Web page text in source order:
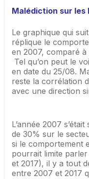
Malédiction sur
Le graphique qui
réplique le
en 2007, comparé à
Tel qu’on peut le
en date du 25/08.
reste la corrélation
avec une direction
L’année 2007
de 30% sur le
si le comportement
pourrait limite
et 2017), il y a tout
entre 2007 et 2017